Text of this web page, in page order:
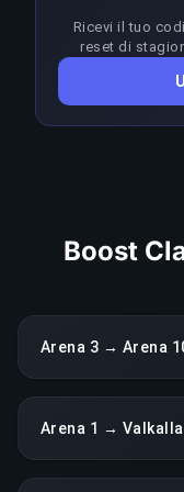
al rank target. I
ogni patch per
qualsiasi calo
scattare una
Ricevi il tuo
reset di
Boost
Arena 3 → Arena
Arena 1 → Valkalla